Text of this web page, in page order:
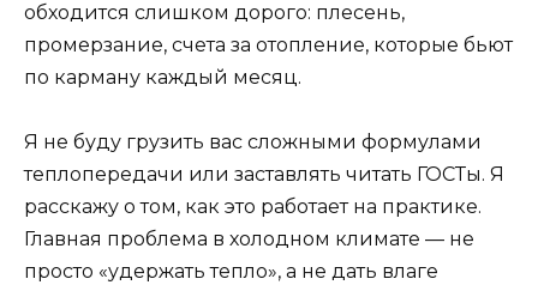
обходится слишком дорого: плесень,
промерзание, счета за отопление, которые бьют
по карману каждый месяц.
Я не буду грузить вас сложными формулами
теплопередачи или заставлять читать ГОСТы. Я
расскажу о том, как это работает на практике.
Главная проблема в холодном климате — не
просто «удержать тепло», а не дать влаге